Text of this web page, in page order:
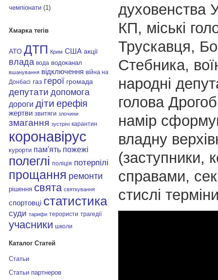
чемпіонати(1)
Хмарка тегів
АТО ДТП Крим США акції
влада вода водоканал
вшанування відключення війна на
Донбасі газ герої громада
депутати допомога
дороги діти ерефія
жертви звитяги злочини
змагання зустрічі карантин
коронавірус
курорти пам'ять пожежі
полеглі поліція потерпілі
прощання ремонти
рішення свята святкування
спортовці статистика
суди тарифи терористи трагедії
учасники школи
Каталог Статей
Статьи
Статьи партнеров
КП, міські
Трускавця,
Стебника,
народні
голова
намір
владну
(заступники,
справами,
стислі